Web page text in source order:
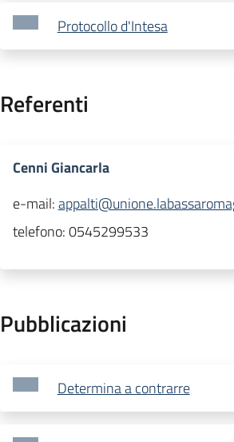
Protocollo d'Intesa
Referenti
Cenni Giancarla
e-mail:
telefono:0545299533
Pubblicazioni
Determina a contrarre